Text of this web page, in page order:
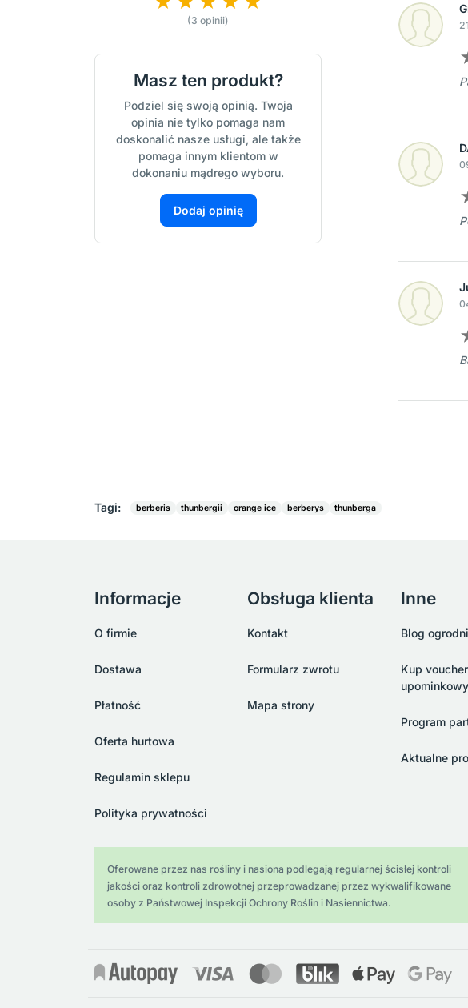
(3 opinii)
Masz ten produkt?
Podziel się swoją opinią. Twoja
opinia nie tylko pomaga nam
doskonalić nasze usługi, ale także
pomaga innym klientom w
dokonaniu mądrego wyboru.
Dodaj opinię
Tagi: berberis thunbergii orange ice berberys thunberga
Informacje
O firmie
Dostawa
Płatność
Oferta hurtowa
Regulamin sklepu
Polityka prywatności
Obsługa klienta
Kontakt
Formularz zwrotu
Mapa strony
Inne
Blog
Kup voucher
upominkowy
Program
Aktualne
Oferowane przez nas rośliny i nasiona podlegają regularnej ścisłej kontroli
jakości oraz kontroli zdrowotnej przeprowadzanej przez wykwalifikowane
osoby z Państwowej Inspekcji Ochrony Roślin i Nasiennictwa.